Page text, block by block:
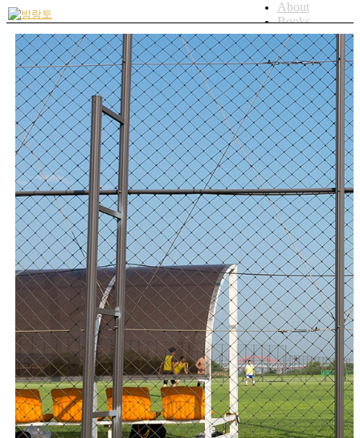
About
Books
Artworks
Blog
bicycle
Menu Menu